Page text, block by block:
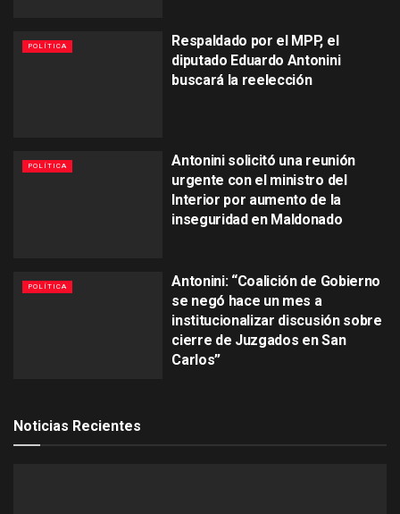
POLÍTICA
Respaldado por el MPP, el
diputado Eduardo Antonini
buscará la reelección
POLÍTICA
Antonini solicitó una reunión
urgente con el ministro del
Interior por aumento de la
inseguridad en Maldonado
POLÍTICA
Antonini: “Coalición de Gobierno
se negó hace un mes a
institucionalizar discusión sobre
cierre de Juzgados en San
Carlos”
Noticias Recientes